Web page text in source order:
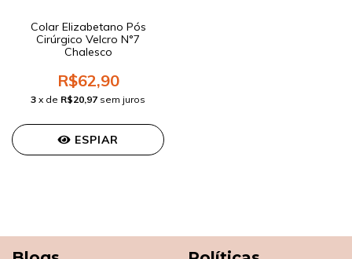
Colar Elizabetano Pós
Cirúrgico Velcro N°7
Chalesco
R$62,90
3 x de R$20,97 sem juros
ESPIAR